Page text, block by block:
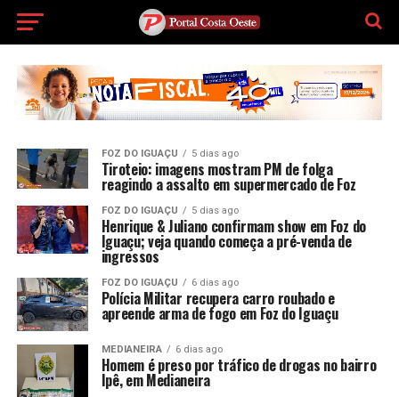
FOZ DO IGUAÇU 5 dias ago
Tiroteio: imagens mostram PM de folga
reagindo a assalto em supermercado de Foz
FOZ DO IGUAÇU 5 dias ago
Henrique & Juliano confirmam show em Foz do
Iguaçu; veja quando começa a pré-venda de
ingressos
FOZ DO IGUAÇU 6 dias ago
Polícia Militar recupera carro roubado e
apreende arma de fogo em Foz do Iguaçu
MEDIANEIRA 6 dias ago
Homem é preso por tráfico de drogas no bairro
Ipê, em Medianeira